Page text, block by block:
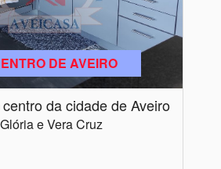
DE AVEIRO
da cidade de Aveiro
e Vera Cruz